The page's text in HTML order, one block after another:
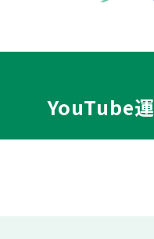
YouTube